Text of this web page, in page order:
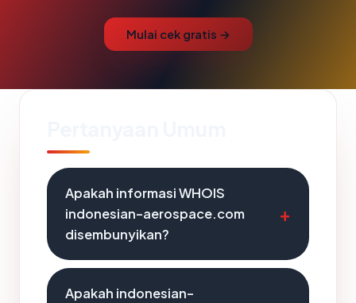
Mulai cek gratis →
Apakah informasi WHOIS
indonesian-aerospace.com
disembunyikan?
Apakah indonesian-